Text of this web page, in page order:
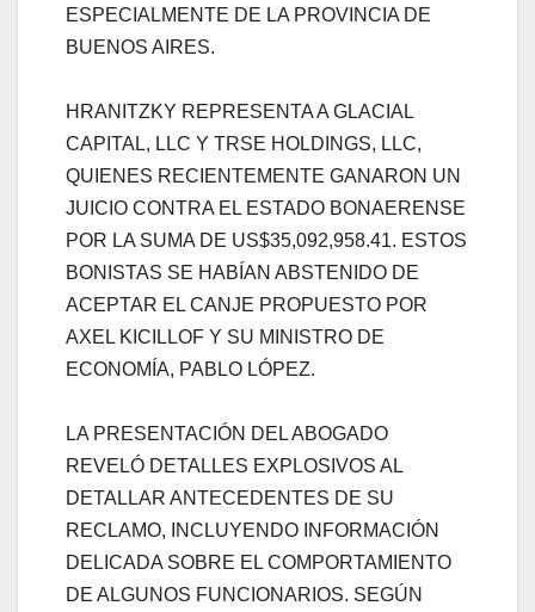
ESPECIALMENTE DE LA PROVINCIA DE
BUENOS AIRES.
HRANITZKY REPRESENTA A GLACIAL
CAPITAL, LLC Y TRSE HOLDINGS, LLC,
QUIENES RECIENTEMENTE GANARON UN
JUICIO CONTRA EL ESTADO BONAERENSE
POR LA SUMA DE US$35,092,958.41. ESTOS
BONISTAS SE HABÍAN ABSTENIDO DE
ACEPTAR EL CANJE PROPUESTO POR
AXEL KICILLOF Y SU MINISTRO DE
ECONOMÍA, PABLO LÓPEZ.
LA PRESENTACIÓN DEL ABOGADO
REVELÓ DETALLES EXPLOSIVOS AL
DETALLAR ANTECEDENTES DE SU
RECLAMO, INCLUYENDO INFORMACIÓN
DELICADA SOBRE EL COMPORTAMIENTO
DE ALGUNOS FUNCIONARIOS. SEGÚN